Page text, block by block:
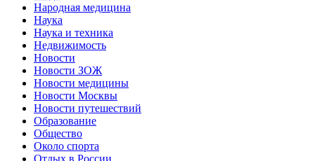
Народная медицина
Наука
Наука и техника
Недвижимость
Новости
Новости ЗОЖ
Новости медицины
Новости Москвы
Новости путешествий
Образование
Общество
Около спорта
Отдых в России